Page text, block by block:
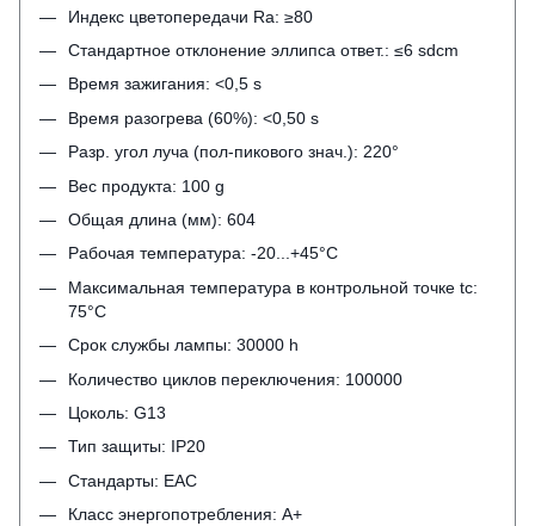
Индекс цветопередачи Ra: ≥80
Стандартное отклонение эллипса ответ.: ≤6 sdcm
Время зажигания: <0,5 s
Время разогрева (60%): <0,50 s
Разр. угол луча (пол-пикового знач.): 220°
Вес продукта: 100 g
Общая длина (мм): 604
Рабочая температура: -20...+45°C
Максимальная температура в контрольной точке tc:
75°C
Срок службы лампы: 30000 h
Количество циклов переключения: 100000
Цоколь: G13
Тип защиты: IP20
Стандарты: EAC
Класс энергопотребления: A+